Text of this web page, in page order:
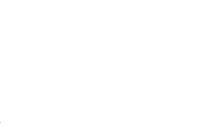
الْمُسْلِمُ ‌مَنْ